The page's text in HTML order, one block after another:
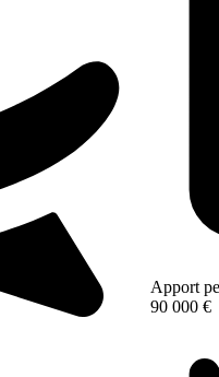
Apport
90 000 €